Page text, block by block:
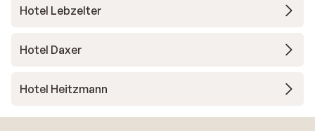
Hotel Lebzelter
Hotel Daxer
Hotel Heitzmann